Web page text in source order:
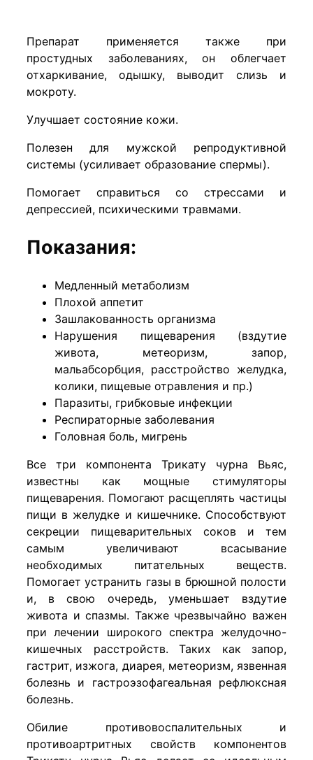
Препарат применяется также при
простудных заболеваниях, он облегчает
отхаркивание, одышку, выводит слизь и
мокроту.
Улучшает состояние кожи.
Полезен для мужской репродуктивной
системы (усиливает образование спермы).
Помогает справиться со стрессами и
депрессией, психическими травмами.
Показания:
Медленный метаболизм
Плохой аппетит
Зашлакованность организма
Нарушения пищеварения (вздутие
живота, метеоризм, запор,
мальабсорбция, расстройство желудка,
колики, пищевые отравления и пр.)
Паразиты, грибковые инфекции
Респираторные заболевания
Головная боль, мигрень
Все три компонента Трикату чурна Вьяс,
известны как мощные стимуляторы
пищеварения. Помогают расщеплять частицы
пищи в желудке и кишечнике. Способствуют
секреции пищеварительных соков и тем
самым увеличивают всасывание
необходимых питательных веществ.
Помогает устранить газы в брюшной полости
и, в свою очередь, уменьшает вздутие
живота и спазмы. Также чрезвычайно важен
при лечении широкого спектра желудочно-
кишечных расстройств. Таких как запор,
гастрит, изжога, диарея, метеоризм, язвенная
болезнь и гастроэзофагеальная рефлюксная
болезнь.
Обилие противовоспалительных и
противоартритных свойств компонентов